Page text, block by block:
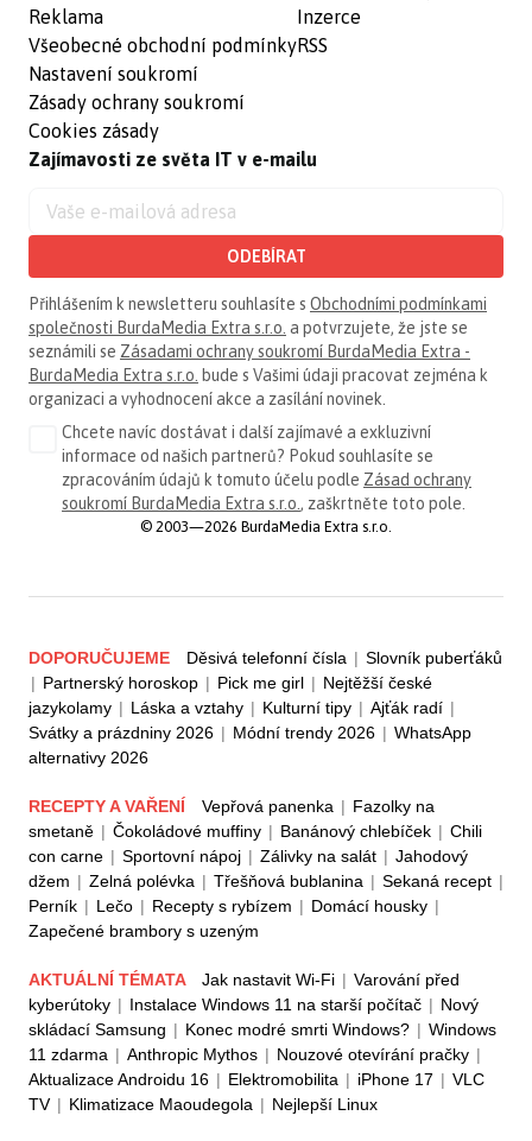
Reklama
Všeobecné obchodní podmínky
Nastavení soukromí
Zásady ochrany soukromí
Cookies zásady
Inzerce
RSS
Zajímavosti ze světa IT v e-mailu
ODEBÍRAT
Přihlášením k newsletteru souhlasíte s Obchodními podmínkami
společnosti BurdaMedia Extra s.r.o. a potvrzujete, že jste se
seznámili se Zásadami ochrany soukromí BurdaMedia Extra -
BurdaMedia Extra s.r.o. bude s Vašimi údaji pracovat zejména k
organizaci a vyhodnocení akce a zasílání novinek.
Chcete navíc dostávat i další zajímavé a exkluzivní
informace od našich partnerů? Pokud souhlasíte se
zpracováním údajů k tomuto účelu podle Zásad ochrany
soukromí BurdaMedia Extra s.r.o. , zaškrtněte toto pole.
© 2003—2026 BurdaMedia Extra s.r.o.
DOPORUČUJEME Děsivá telefonní čísla | Slovník puberťáků
| Partnerský horoskop | Pick me girl | Nejtěžší české
jazykolamy | Láska a vztahy | Kulturní tipy | Ajťák radí |
Svátky a prázdniny 2026 | Módní trendy 2026 | WhatsApp
alternativy 2026
RECEPTY A VAŘENÍ Vepřová panenka | Fazolky na
smetaně | Čokoládové muffiny | Banánový chlebíček | Chili
con carne | Sportovní nápoj | Zálivky na salát | Jahodový
džem | Zelná polévka | Třešňová bublanina | Sekaná recept |
Perník | Lečo | Recepty s rybízem | Domácí housky |
Zapečené brambory s uzeným
AKTUÁLNÍ TÉMATA Jak nastavit Wi-Fi | Varování před
kyberútoky | Instalace Windows 11 na starší počítač | Nový
skládací Samsung | Konec modré smrti Windows? | Windows
11 zdarma | Anthropic Mythos | Nouzové otevírání pračky |
Aktualizace Androidu 16 | Elektromobilita | iPhone 17 | VLC
TV | Klimatizace Maoudegola | Nejlepší Linux